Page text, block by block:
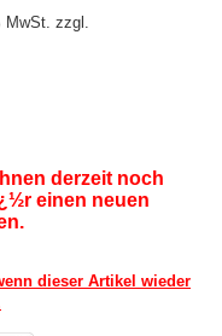
zzgl.
derzeit noch
einen neuen
dieser Artikel wieder